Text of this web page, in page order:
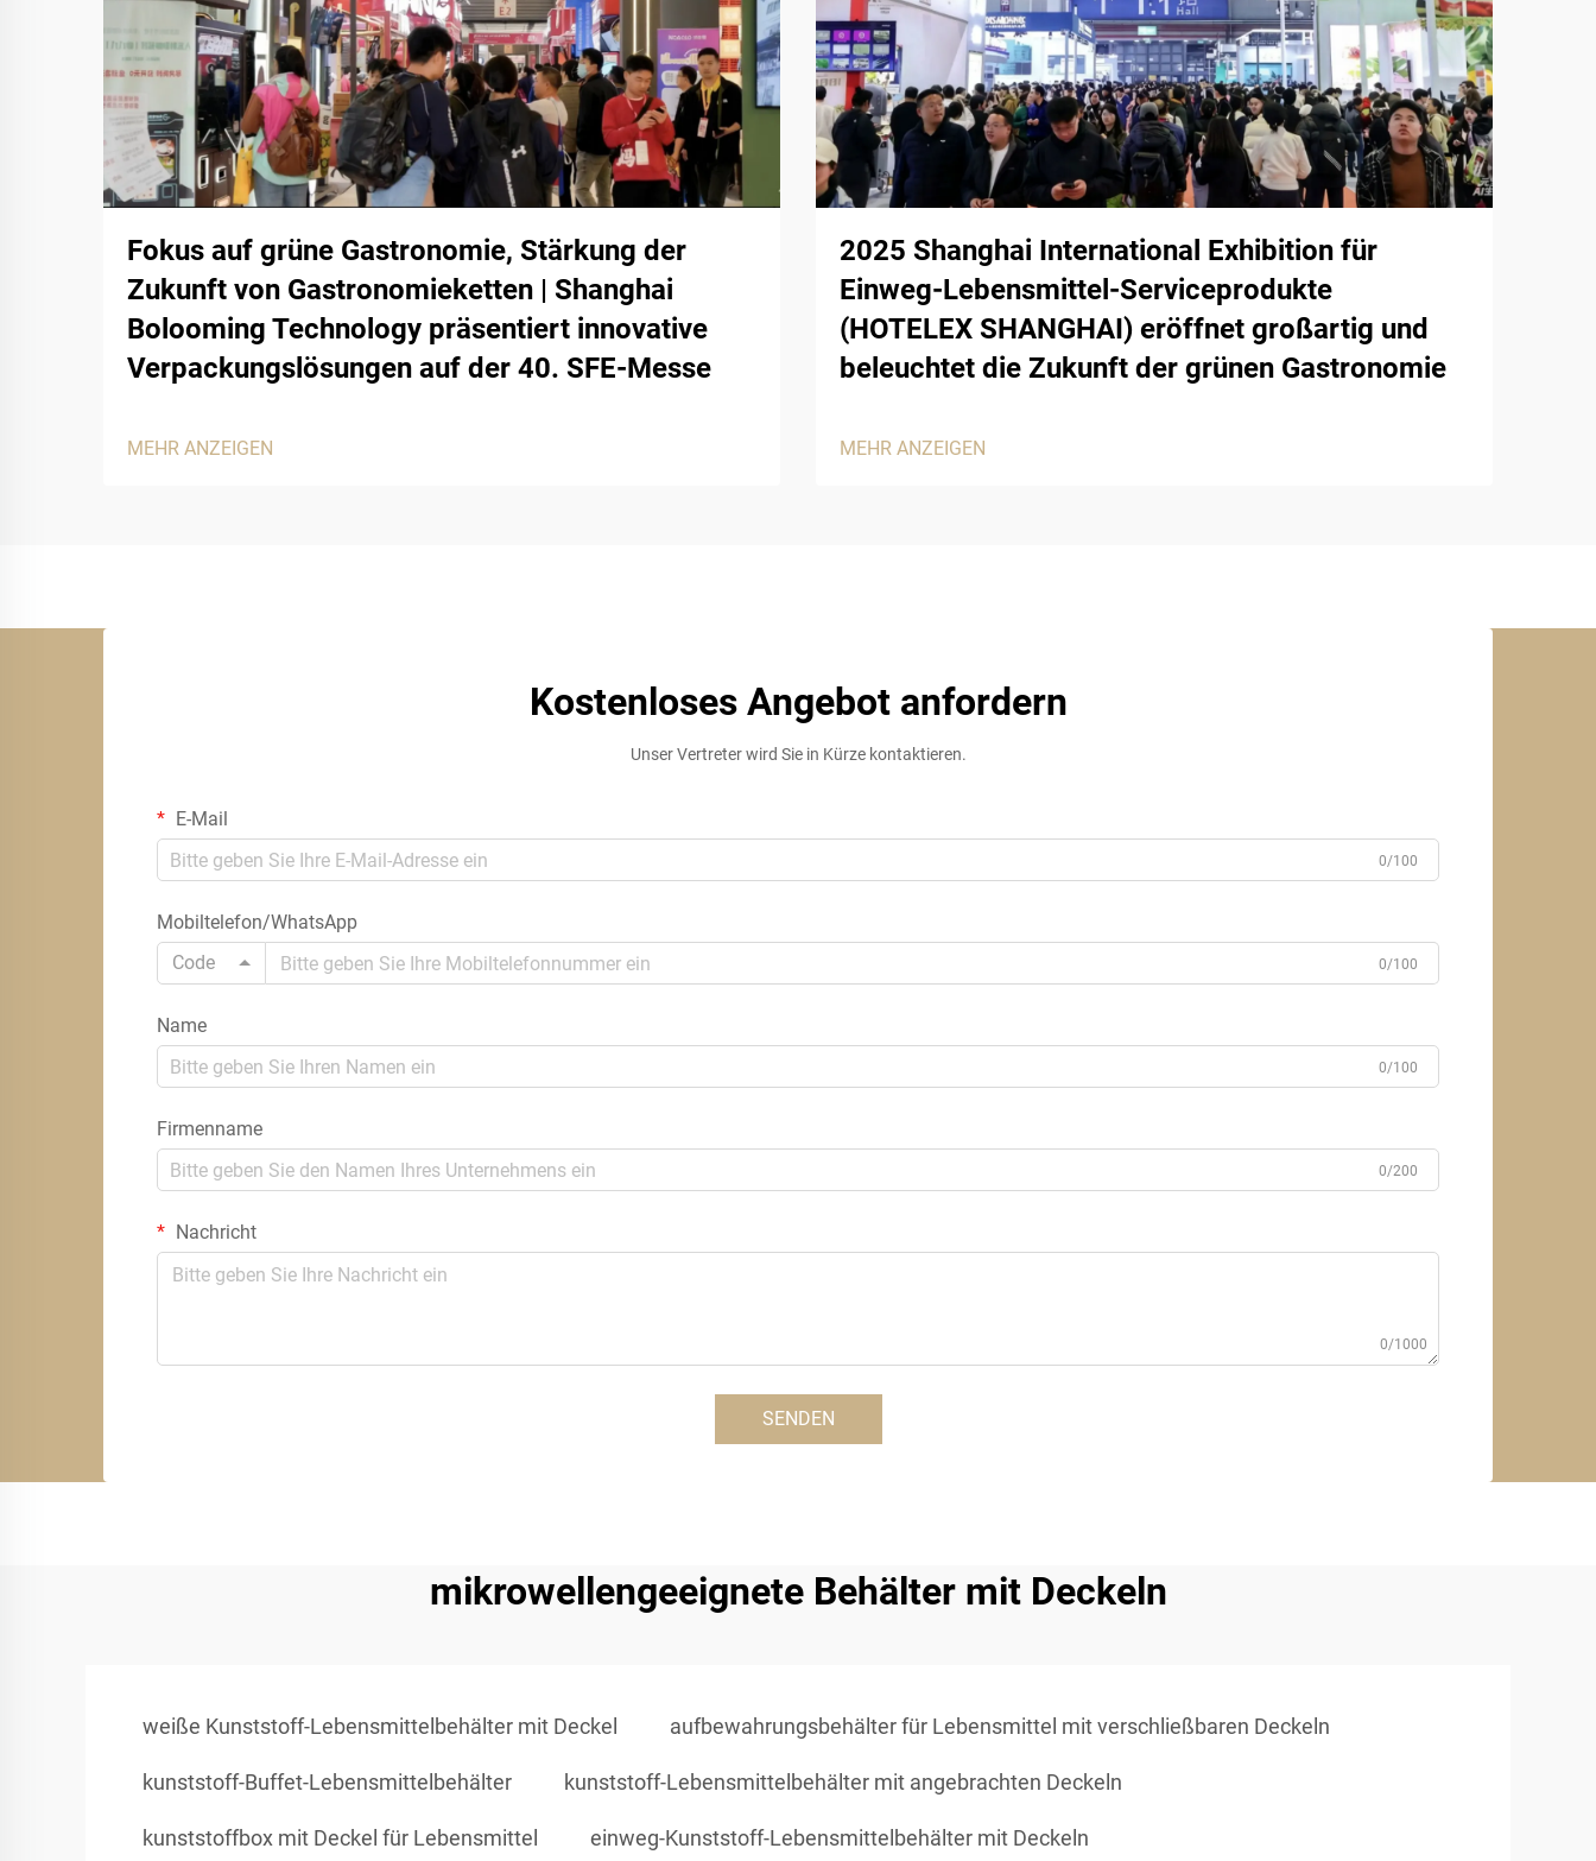
Fokus auf grüne Gastronomie, Stärkung der
Zukunft von Gastronomieketten | Shanghai
Bolooming Technology präsentiert innovative
Verpackungslösungen auf der 40. SFE-Messe
MEHR ANZEIGEN
2025 Shanghai International Exhibition für
Einweg-Lebensmittel-Serviceprodukte
(HOTELEX SHANGHAI) eröffnet großartig und
beleuchtet die Zukunft der grünen Gastronomie
MEHR ANZEIGEN
Kostenloses Angebot anfordern
Unser Vertreter wird Sie in Kürze kontaktieren.
E-Mail
0/100
Mobiltelefon/WhatsApp
Code
0/100
Name
0/100
Firmenname
0/200
Nachricht
0/1000
SENDEN
mikrowellengeeignete Behälter mit Deckeln
weiße Kunststoff-Lebensmittelbehälter mit Deckel aufbewahrungsbehälter für Lebensmittel mit verschließbaren Deckeln
kunststoff-Buffet-Lebensmittelbehälter kunststoff-Lebensmittelbehälter mit angebrachten Deckeln
kunststoffbox mit Deckel für Lebensmittel einweg-Kunststoff-Lebensmittelbehälter mit Deckeln